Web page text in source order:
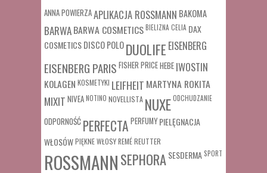
ANNA POWIERZAAPLIKACJA ROSSMANN BAKOMA
BARWABARWA COSMETICSBIELIZNA CELIA DAX
COSMETICSDISCO POLODUOLIFE EISENBERG
EISENBERG PARIS FISHER PRICEHEBE IWOSTIN
KOLAGEN KOSMETYKI LEIFHEIT MARTYNA ROKITA
MIXIT NIVEANOTINO NOVELLISTA NUXEODCHUDZANIE
ODPORNOŚĆ PERFECTA PERFUMY PIELĘGNACJA
WŁOSÓWPIĘKNE WŁOSYREMÉREUTTER
ROSSMANNSEPHORASESDERMA SPORT